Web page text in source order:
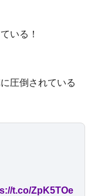
いる！
圧倒されている
t.co/ZpK5TOe